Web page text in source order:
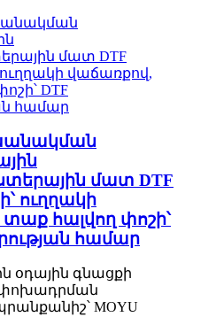
մատ DTF
ուղղակի
հալվող փոշի՝
համար
օդային գնացքի
MOYU